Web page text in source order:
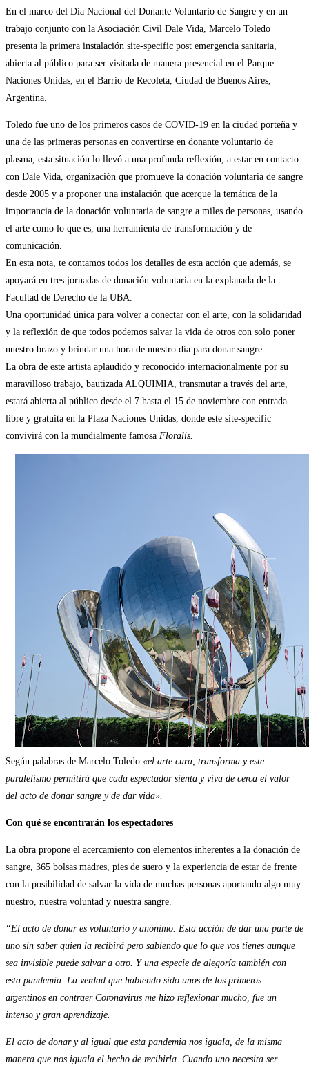
En el marco del Día Nacional del Donante Voluntario de Sangre y en un
trabajo conjunto con la Asociación Civil Dale Vida, Marcelo Toledo
presenta la primera instalación site-specific post emergencia sanitaria,
abierta al público para ser visitada de manera presencial en el Parque
Naciones Unidas, en el Barrio de Recoleta, Ciudad de Buenos Aires,
Argentina.
Toledo fue uno de los primeros casos de COVID-19 en la ciudad porteña y
una de las primeras personas en convertirse en donante voluntario de
plasma, esta situación lo llevó a una profunda reflexión, a estar en contacto
con Dale Vida, organización que promueve la donación voluntaria de sangre
desde 2005 y a proponer una instalación que acerque la temática de la
importancia de la donación voluntaria de sangre a miles de personas, usando
el arte como lo que es, una herramienta de transformación y de
comunicación.
En esta nota, te contamos todos los detalles de esta acción que además, se
apoyará en tres jornadas de donación voluntaria en la explanada de la
Facultad de Derecho de la UBA.
Una oportunidad única para volver a conectar con el arte, con la solidaridad
y la reflexión de que todos podemos salvar la vida de otros con solo poner
nuestro brazo y brindar una hora de nuestro día para donar sangre.
La obra de este artista aplaudido y reconocido internacionalmente por su
maravilloso trabajo, bautizada ALQUIMIA, transmutar a través del arte,
estará abierta al público desde el 7 hasta el 15 de noviembre con entrada
libre y gratuita en la Plaza Naciones Unidas, donde este site-specific
convivirá con la mundialmente famosa Floralis.
Según palabras de Marcelo Toledo «el arte cura, transforma y este
paralelismo permitirá que cada espectador sienta y viva de cerca el valor
del acto de donar sangre y de dar vida».
Con qué se encontrarán los espectadores
La obra propone el acercamiento con elementos inherentes a la donación de
sangre, 365 bolsas madres, pies de suero y la experiencia de estar de frente
con la posibilidad de salvar la vida de muchas personas aportando algo muy
nuestro, nuestra voluntad y nuestra sangre.
“El acto de donar es voluntario y anónimo. Esta acción de dar una parte de
uno sin saber quien la recibirá pero sabiendo que lo que vos tienes aunque
sea invisible puede salvar a otro. Y una especie de alegoría también con
esta pandemia. La verdad que habiendo sido unos de los primeros
argentinos en contraer Coronavirus me hizo reflexionar mucho, fue un
intenso y gran aprendizaje.
El acto de donar y al igual que esta pandemia nos iguala, de la misma
manera que nos iguala el hecho de recibirla. Cuando uno necesita ser